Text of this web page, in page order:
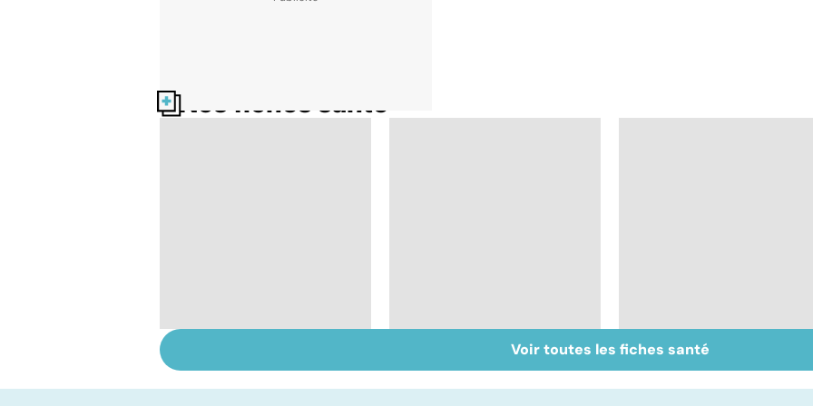
Nos fiches santé
cerveau fait une
Accident vasculaire
cérébral : l'enfant
AVC : l'importance de
la rééducation
Voir toutes les fiches santé